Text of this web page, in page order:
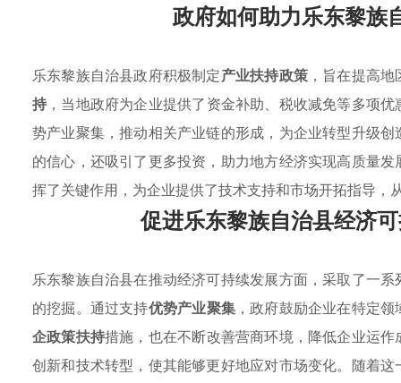
政府如何助力乐东黎族
乐东黎族自治县政府积极制定产业扶持政策，旨在提高地
持 ，当地政府为企业提供了资金补助、税收减免等多项
势产业聚集，推动相关产业链的形成，为企业转型升级
的信心，还吸引了更多投资，助力地方经济实现高质量
挥了关键作用，为企业提供了技术支持和市场开拓指导，
促进乐东黎族自治县经济
乐东黎族自治县在推动经济可持续发展方面，采取了一系
的挖掘。通过支持优势产业聚集，政府鼓励企业在特定
企政策扶持措施，也在不断改善营商环境，降低企业运
创新和技术转型，使其能够更好地应对市场变化。随着